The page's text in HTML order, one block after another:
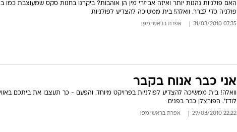
האם פולניות נהנות יותר ואיזה אביזרי מין הן אוהבות? ביקרנו בחנות סקס שמעוצבת כמו
פולניה כדי לברר. וואלה! בית ממשיכה להצדיע לפולניות
07:35 31/03/2010 אפרת בראשי מפן
אני כבר אנוח בקבר
וואלה! בית ממשיכה להצדיע לפולניות בפרויקט מיוחד. והפעם - כך תעצבו את ביתכם
לודז'. הפורצלן כבר בפנים
22:22 29/03/2010 אפרת בראשי מפן